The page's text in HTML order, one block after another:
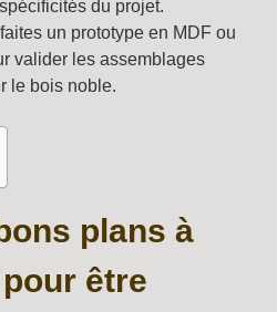
du projet.
faites un prototype en MDF ou
valider les assemblages
le bois noble.
plans à
être